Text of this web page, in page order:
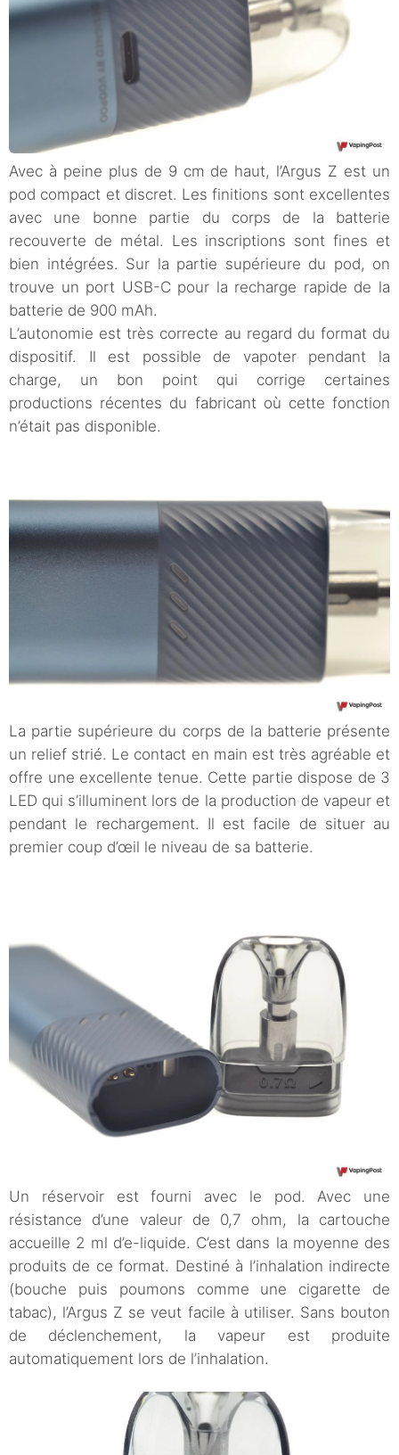
Avec à peine plus de 9 cm de haut, l’Argus Z est un
pod compact et discret. Les finitions sont excellentes
avec une bonne partie du corps de la batterie
recouverte de métal. Les inscriptions sont fines et
bien intégrées. Sur la partie supérieure du pod, on
trouve un port USB-C pour la recharge rapide de la
batterie de 900 mAh.
L’autonomie est très correcte au regard du format du
dispositif. Il est possible de vapoter pendant la
charge, un bon point qui corrige certaines
productions récentes du fabricant où cette fonction
n’était pas disponible.
La partie supérieure du corps de la batterie présente
un relief strié. Le contact en main est très agréable et
offre une excellente tenue. Cette partie dispose de 3
LED qui s’illuminent lors de la production de vapeur et
pendant le rechargement. Il est facile de situer au
premier coup d’œil le niveau de sa batterie.
Un réservoir est fourni avec le pod. Avec une
résistance d’une valeur de 0,7 ohm, la cartouche
accueille 2 ml d’e-liquide. C’est dans la moyenne des
produits de ce format. Destiné à l’inhalation indirecte
(bouche puis poumons comme une cigarette de
tabac), l’Argus Z se veut facile à utiliser. Sans bouton
de déclenchement, la vapeur est produite
automatiquement lors de l’inhalation.